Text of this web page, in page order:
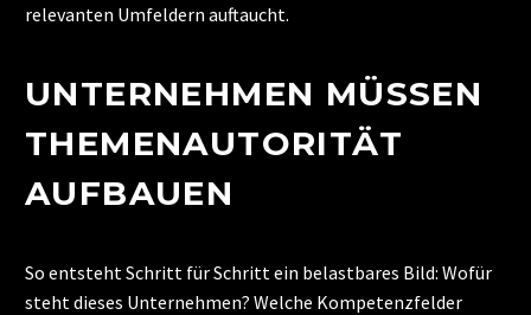
relevanten Umfeldern auftaucht.
UNTERNEHMEN MÜSSEN
THEMENAUTORITÄT
AUFBAUEN
So entsteht Schritt für Schritt ein belastbares Bild: Wofür
steht dieses Unternehmen? Welche Kompetenzfelder